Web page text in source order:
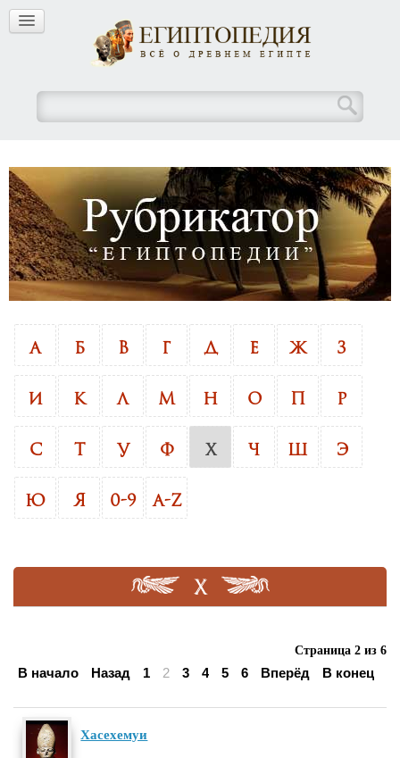
А Б В Г Д Е Ж З
И К Л М Н О Р
С У Ф Х Ч Э
Ю Я 0-9 A-Z
Х
Страница 2 из 6
В начало Назад 1 2 3 4 5 6 Вперёд В конец
Хасехемуи